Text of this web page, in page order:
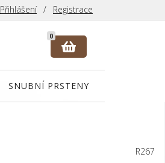
Přihlášení Registrace
0
SNUBNÍ PRSTENY
R267